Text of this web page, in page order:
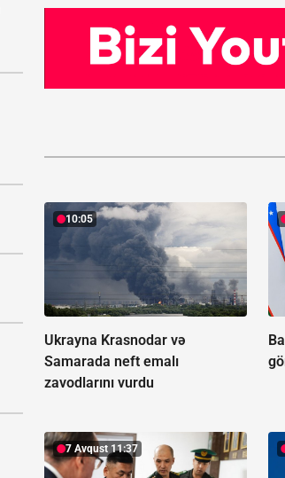
10:05
Ukrayna Krasnodar və
Samarada neft emalı
zavodlarını vurdu
7 Avqust 11:37